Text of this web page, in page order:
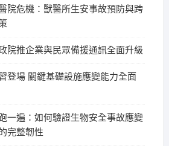
院危機：獸醫所生安事故預防與跨
院推企業與民眾備援通訊全面升級
登場 關鍵基礎設施應變能力全面
一遍：如何驗證生物安全事故應變
完整韌性